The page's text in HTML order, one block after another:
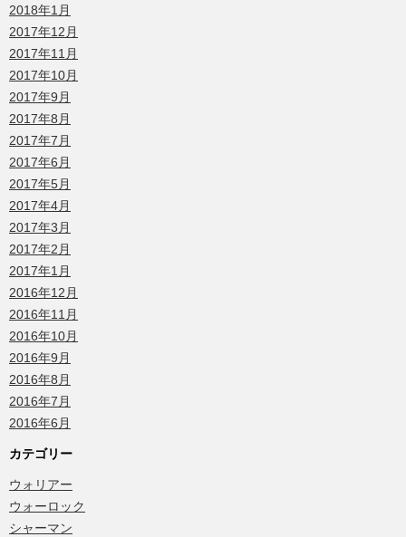
2018年1月
2017年12月
2017年11月
2017年10月
2017年9月
2017年8月
2017年7月
2017年6月
2017年5月
2017年4月
2017年3月
2017年2月
2017年1月
2016年12月
2016年11月
2016年10月
2016年9月
2016年8月
2016年7月
2016年6月
カテゴリー
ウォリアー
ウォーロック
シャーマン